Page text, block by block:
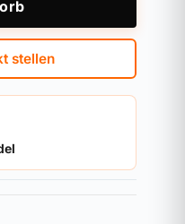
stellen